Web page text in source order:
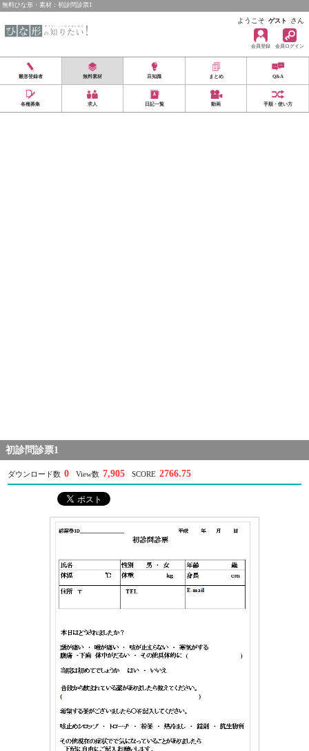
無料ひな形・素材：初診問診票1
ようこそ ゲスト さん
会員登録 会員ログイン
雛形登録者 無料素材 豆知識 まとめ Q&A
各種募集 求人 日記一覧 動画 手順・使い方
初診問診票1
ダウンロード数 0 View数 7,905 SCORE 2766.75